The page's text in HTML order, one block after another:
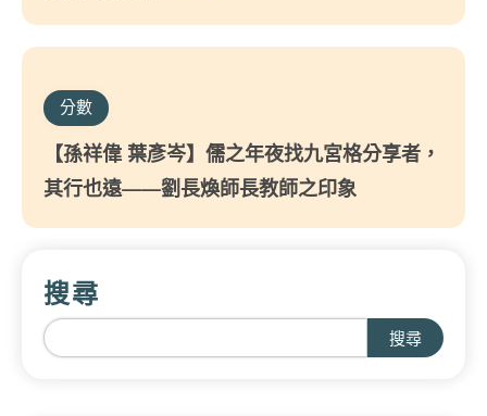
分數
【孫祥偉 葉彥岑】儒之年夜找九宮格分享者，
其行也遠——劉長煥師長教師之印象
搜尋
搜尋